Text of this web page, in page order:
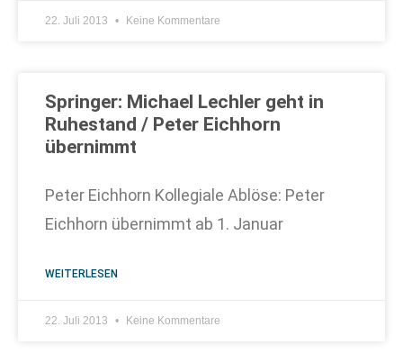
22. Juli 2013 Keine Kommentare
Springer: Michael Lechler geht in
Ruhestand / Peter Eichhorn
übernimmt
Peter Eichhorn Kollegiale Ablöse: Peter
Eichhorn übernimmt ab 1. Januar
WEITERLESEN
22. Juli 2013 Keine Kommentare